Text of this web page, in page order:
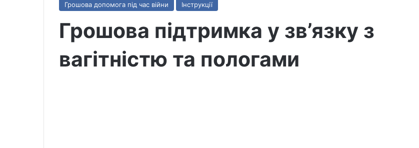
Грошова допомога під час війни Інструкції
Грошова підтримка у зв’язку з
вагітністю та пологами